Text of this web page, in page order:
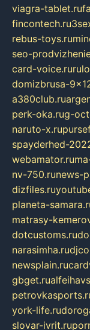
viagra-tablet.ru
fincontech.ru
rebus-toys.ru
seo-
card-voice.ru
domizbrusa-
a380club.ru
perk-oka.rug-
naruto-x.ru
spayderhed-
webamator.ru
nv-750.runews-
dizfiles.ru
planeta-
matrasy-
dotcustoms.ru
narasimha.ru
newsplain.ru
gbget.ru
york-life.ru
slovar-ivrit.ru